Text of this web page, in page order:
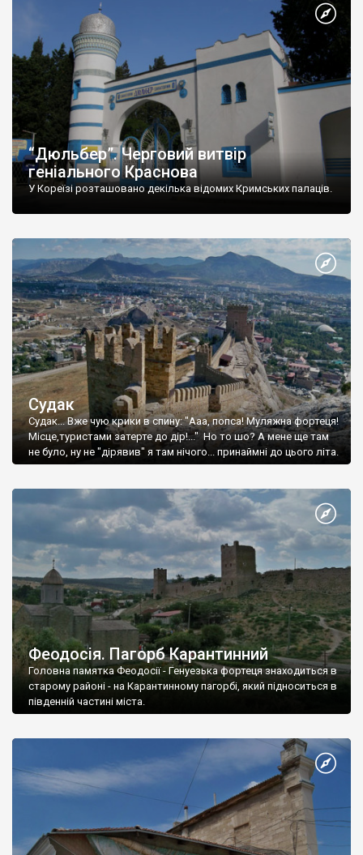
“Дюльбер”. Черговий витвір
геніального Краснова
У Кореїзі розташовано декілька відомих Кримських палаців.
Судак
Судак... Вже чую крики в спину: "Ааа, попса! Муляжна фортеця!
Місце,туристами затерте до дір!..." Но то шо? А мене ще там
не було, ну не "дірявив" я там нічого... принаймні до цього літа.
Феодосія. Пагорб Карантинний
Головна памятка Феодосії - Генуезька фортеця знаходиться в
старому районі - на Карантинному пагорбі, який підноситься в
південній частині міста.